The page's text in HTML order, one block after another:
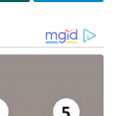
കാര്യവും